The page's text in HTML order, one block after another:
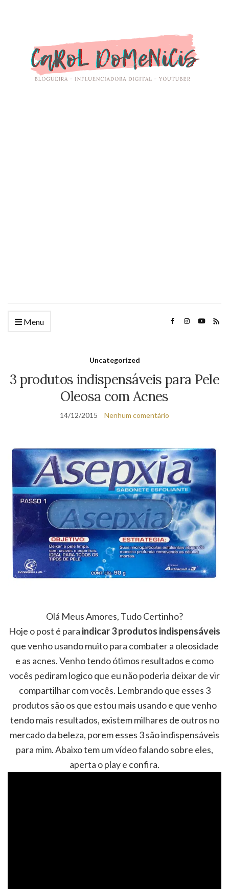
Menu
Uncategorized
3 produtos indispensáveis para Pele
Oleosa com Acnes
14/12/2015 Nenhum comentário
Olá Meus Amores, Tudo Certinho?
Hoje o post é para indicar 3 produtos indispensáveis
que venho usando muito para combater a oleosidade
e as acnes. Venho tendo ótimos resultados e como
vocês pediram logico que eu não poderia deixar de vir
compartilhar com vocês. Lembrando que esses 3
produtos são os que estou mais usando e que venho
tendo mais resultados, existem milhares de outros no
mercado da beleza, porem esses 3 são indispensáveis
para mim. Abaixo tem um vídeo falando sobre eles,
aperta o play e confira.